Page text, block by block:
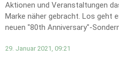
Aktionen und Veranstaltungen
Marke näher gebracht. Los geht
neuen "80th Anniversary"-
29. Januar 2021, 09:21